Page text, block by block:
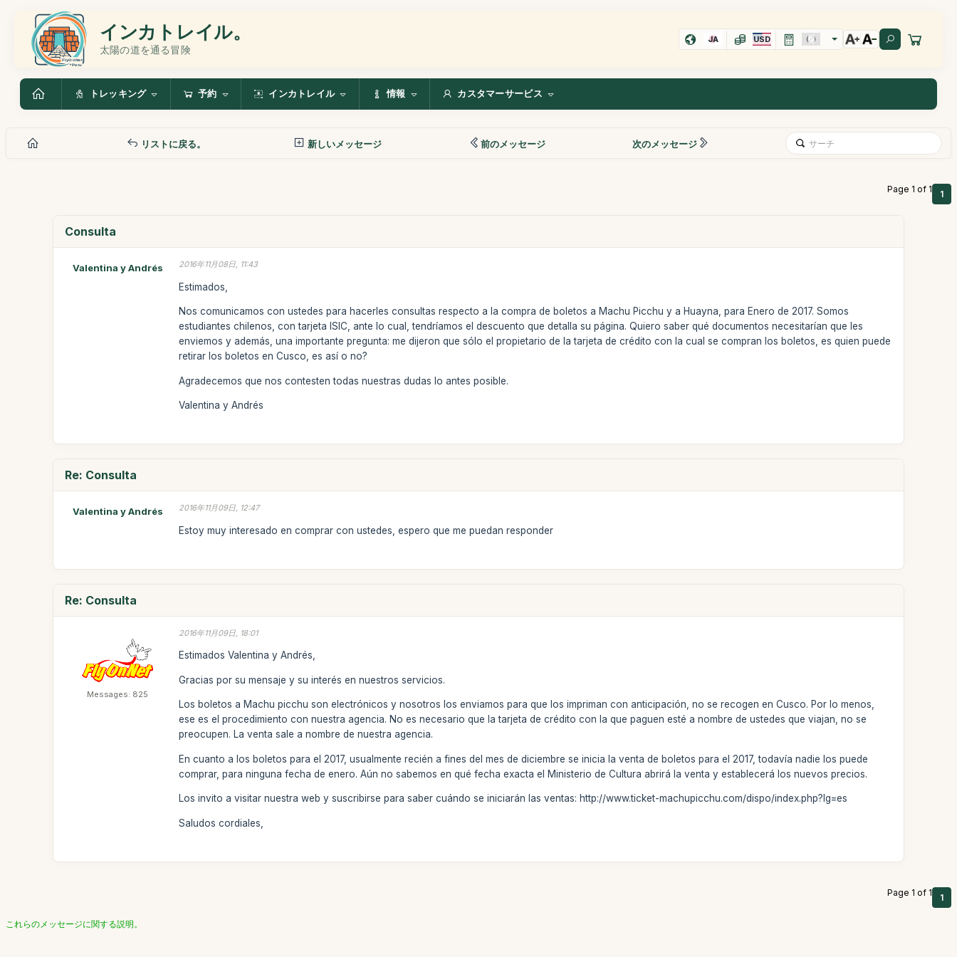
インカトレイル。
太陽の道を通る冒険
JA USD
トレッキング 予約 インカトレイル 情報 カスタマーサービス
リストに戻る。 新しいメッセージ 前のメッセージ 次のメッセージ
Page 1 of 1 1
Consulta
Valentina y Andrés 2016年11月08日, 11:43
Estimados,
Nos comunicamos con ustedes para hacerles consultas respecto a la compra de boletos a Machu Picchu y a Huayna, para Enero de 2017. Somos
estudiantes chilenos, con tarjeta ISIC, ante lo cual, tendríamos el descuento que detalla su página. Quiero saber qué documentos necesitarían que les
enviemos y además, una importante pregunta: me dijeron que sólo el propietario de la tarjeta de crédito con la cual se compran los boletos, es quien puede
retirar los boletos en Cusco, es así o no?
Agradecemos que nos contesten todas nuestras dudas lo antes posible.
Valentina y Andrés
Re: Consulta
Valentina y Andrés 2016年11月09日, 12:47
Estoy muy interesado en comprar con ustedes, espero que me puedan responder
Re: Consulta
Messages: 825
2016年11月09日, 18:01
Estimados Valentina y Andrés,
Gracias por su mensaje y su interés en nuestros servicios.
Los boletos a Machu picchu son electrónicos y nosotros los enviamos para que los impriman con anticipación, no se recogen en Cusco. Por lo menos,
ese es el procedimiento con nuestra agencia. No es necesario que la tarjeta de crédito con la que paguen esté a nombre de ustedes que viajan, no se
preocupen. La venta sale a nombre de nuestra agencia.
En cuanto a los boletos para el 2017, usualmente recién a fines del mes de diciembre se inicia la venta de boletos para el 2017, todavía nadie los puede
comprar, para ninguna fecha de enero. Aún no sabemos en qué fecha exacta el Ministerio de Cultura abrirá la venta y establecerá los nuevos precios.
Los invito a visitar nuestra web y suscribirse para saber cuándo se iniciarán las ventas: http://www.ticket-machupicchu.com/dispo/index.php?lg=es
Saludos cordiales,
Page 1 of 1 1
これらのメッセージに関する説明。